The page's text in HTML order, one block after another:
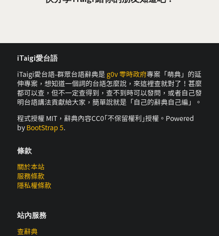
iTaigi愛台語
iTaigi愛台語-群眾台語辭典是 g0v 零時政府專案「萌典」的延
伸專案，想知道一個詞的台語怎麼說，來這裡查就對了！甚麼
都可以查，但不一定查得到，查不到時可以發問，或者自己發
明台語講法貢獻給大家，簡單說就是「自己的辭典自己編」。
程式授權 MIT，辭典內容CC0｢不保留權利｣授權。Powered
by BootStrap 5.
條款
關於本站
服務條款
隱私權條款
站內服務
查辭典